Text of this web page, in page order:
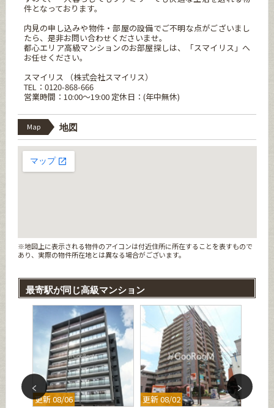
件となっております。
内見の申し込みや物件・部屋の設備でご不明な点がございまし
たら、是非お問い合わせくださいませ。
都心エリア高級マンションのお部屋探しは、「スマイリス」へ
お任せください。
スマイリス （株式会社スマイリス）
TEL：0120-868-666
営業時間：10:00～19:00 定休日：(年中無休)
Map 地図
※地図上に表示される物件のアイコンは付近住所に所在することを表すもので
あり、実際の物件所在地とは異なる場合がございます。
最寄駅が同じ高級マンション
更新 08/06 更新 08/02